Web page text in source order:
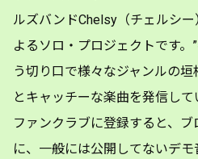
ルズバンドChelsy（チェルシ
よるソロ・プロジェクトです。
う切り口で様々なジャンルの
とキャッチーな楽曲を発信して
ファンクラブに登録すると、
に、一般には公開してないデ